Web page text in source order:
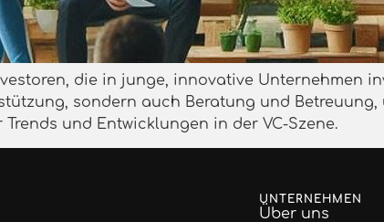
die in junge, innovative Unternehmen
sondern auch Beratung und
und Entwicklungen in der VC-Szene.
UNTERNEHMEN
Über uns